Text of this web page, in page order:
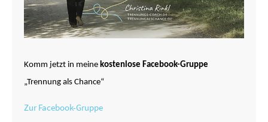
Komm jetzt in meine kostenlose Facebook-Gruppe
„Trennung als Chance“
Zur Facebook-Gruppe